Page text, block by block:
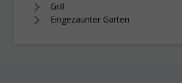
Grill
Eingezäunter Garten